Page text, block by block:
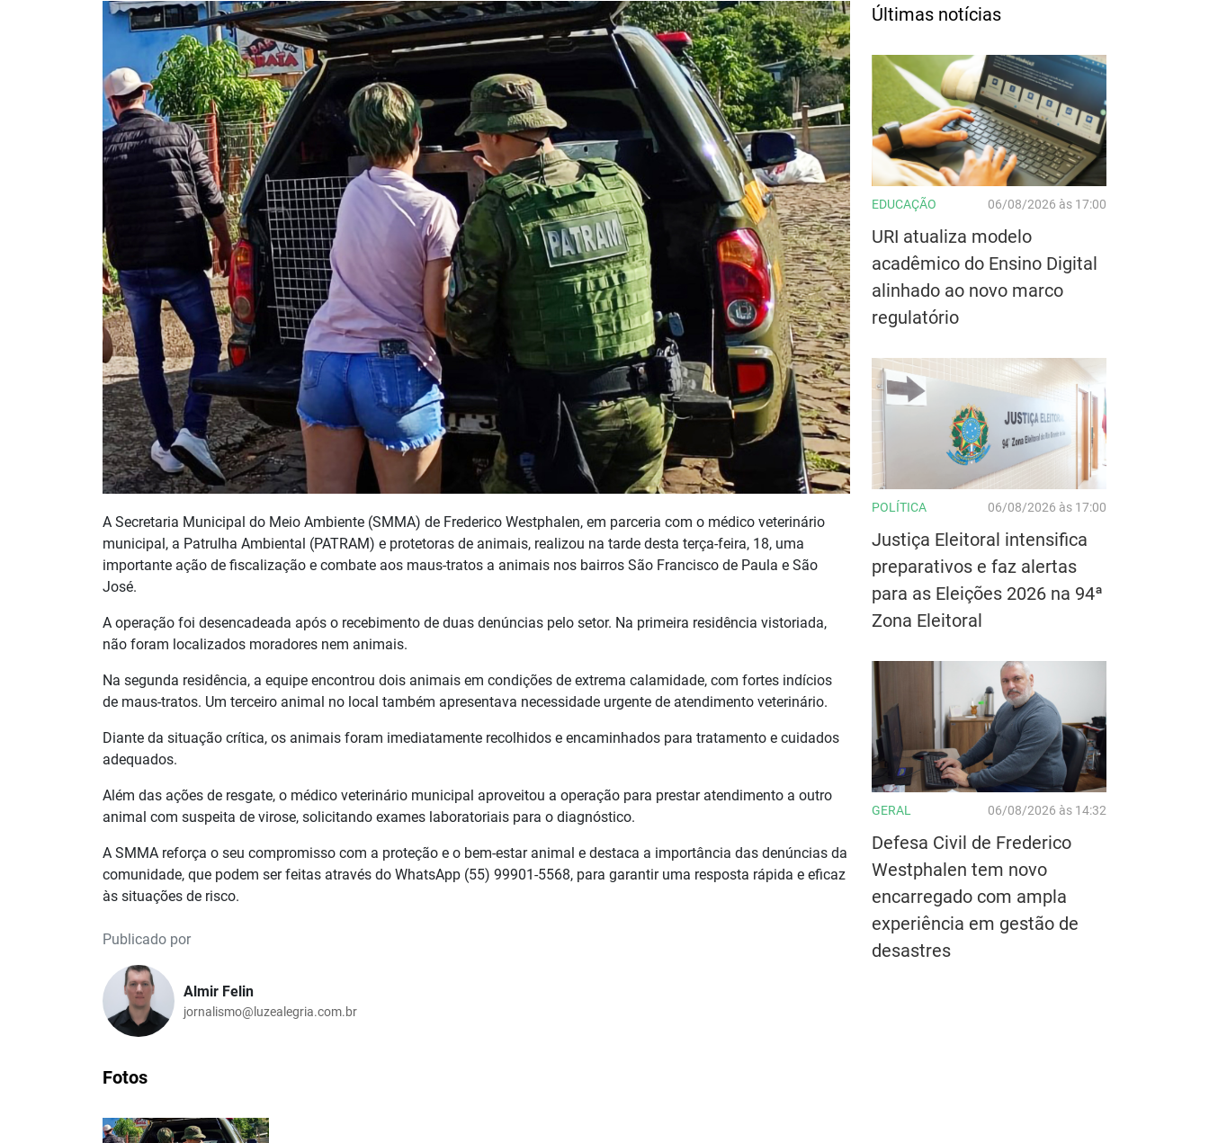
A Secretaria Municipal do Meio Ambiente (SMMA) de Frederico Westphalen, em parceria com o médico veterinário
municipal, a Patrulha Ambiental (PATRAM) e protetoras de animais, realizou na tarde desta terça-feira, 18, uma
importante ação de fiscalização e combate aos maus-tratos a animais nos bairros São Francisco de Paula e São
José.
A operação foi desencadeada após o recebimento de duas denúncias pelo setor. Na primeira residência vistoriada,
não foram localizados moradores nem animais.
Na segunda residência, a equipe encontrou dois animais em condições de extrema calamidade, com fortes indícios
de maus-tratos. Um terceiro animal no local também apresentava necessidade urgente de atendimento veterinário.
Diante da situação crítica, os animais foram imediatamente recolhidos e encaminhados para tratamento e cuidados
adequados.
Além das ações de resgate, o médico veterinário municipal aproveitou a operação para prestar atendimento a outro
animal com suspeita de virose, solicitando exames laboratoriais para o diagnóstico.
A SMMA reforça o seu compromisso com a proteção e o bem-estar animal e destaca a importância das denúncias da
comunidade, que podem ser feitas através do WhatsApp (55) 99901-5568, para garantir uma resposta rápida e eficaz
às situações de risco.
Publicado por
Almir Felin
jornalismo@luzealegria.com.br
Fotos
Últimas notícias
EDUCAÇÃO 06/08/2026 às 17:00
URI atualiza modelo
acadêmico do Ensino Digital
alinhado ao novo marco
regulatório
POLÍTICA 06/08/2026 às 17:00
Justiça Eleitoral intensifica
preparativos e faz alertas
para as Eleições 2026 na 94ª
Zona Eleitoral
GERAL 06/08/2026 às 14:32
Defesa Civil de Frederico
Westphalen tem novo
encarregado com ampla
experiência em gestão de
desastres